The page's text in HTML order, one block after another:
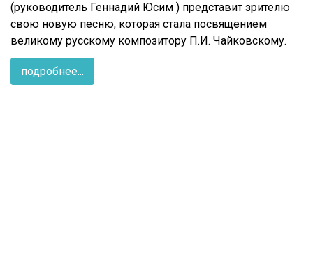
(руководитель Геннадий Юсим ) представит зрителю
свою новую песню, которая стала посвящением
великому русскому композитору П.И. Чайковскому.
подробнее...